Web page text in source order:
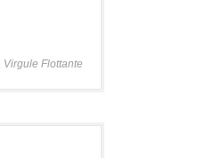
Virgule Flottante